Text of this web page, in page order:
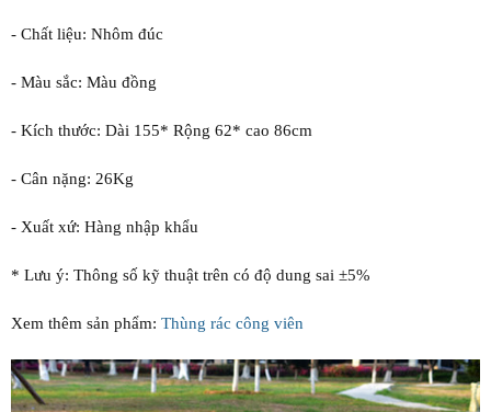
- Chất liệu: Nhôm đúc
- Màu sắc: Màu đồng
- Kích thước: Dài 155* Rộng 62* cao 86cm
- Cân nặng: 26Kg
- Xuất xứ: Hàng nhập khẩu
* Lưu ý: Thông số kỹ thuật trên có độ dung sai ±5%
Xem thêm sản phẩm: Thùng rác công viên